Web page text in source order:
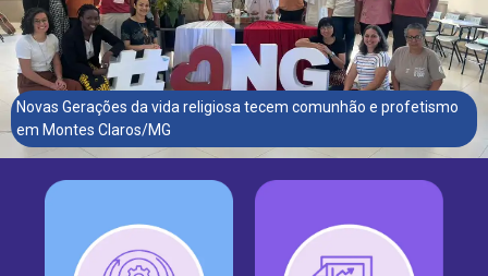
Novas Gerações da vida religiosa tecem comunhão e profetismo
em Montes Claros/MG